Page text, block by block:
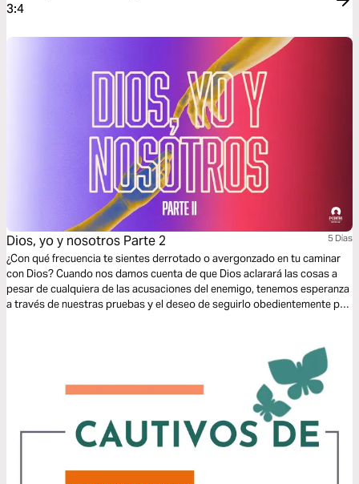
3:4
Dios, yo y nosotros Parte 2 5 Dias
¿Con qué frecuencia te sientes derrotado o avergonzado en tu caminar
con Dios? Cuando nos damos cuenta de que Dios aclarará las cosas a
pesar de cualquiera de las acusaciones del enemigo, tenemos esperanza
a través de nuestras pruebas y el deseo de seguirlo obedientemente por